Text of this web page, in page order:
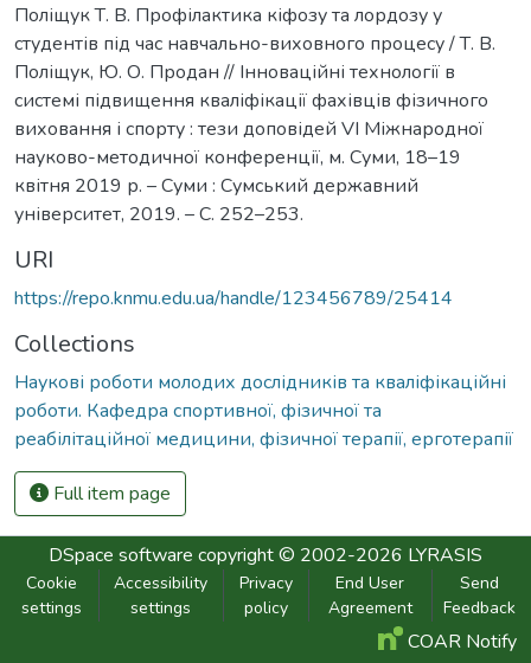
Поліщук Т. В. Профілактика кіфозу та лордозу у
студентів під час навчально-виховного процесу / Т. В.
Поліщук, Ю. О. Продан // Інноваційні технології в
системі підвищення кваліфікації фахівців фізичного
виховання і спорту : тези доповідей VI Міжнародної
науково-методичної конференції, м. Суми, 18–19
квітня 2019 р. – Суми : Сумський державний
університет, 2019. – С. 252–253.
URI
https://repo.knmu.edu.ua/handle/123456789/25414
Collections
Наукові роботи молодих дослідників та кваліфікаційні
роботи. Кафедра спортивної, фізичної та
реабілітаційної медицини, фізичної терапії, ерготерапії
Full item page
DSpace software copyright © 2002-2026 LYRASIS
Cookie
settings
Accessibility
settings
Privacy
policy
End User
Agreement
Send
Feedback
COAR Notify